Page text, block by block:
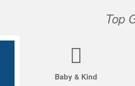
Top
Baby & Kind